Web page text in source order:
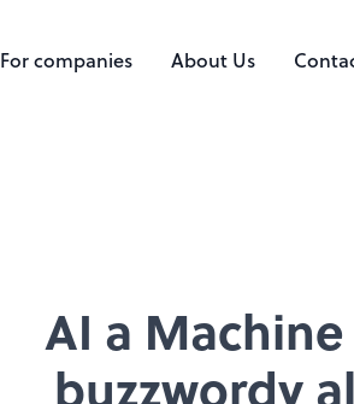
For companies About Us
AI a
buzzwordy